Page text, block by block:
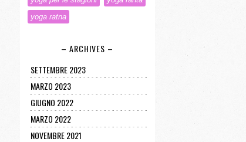
yoga ratna
– ARCHIVES –
SETTEMBRE 2023
MARZO 2023
GIUGNO 2022
MARZO 2022
NOVEMBRE 2021